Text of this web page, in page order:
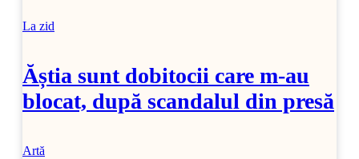
La zid
Ăștia sunt dobitocii care m-au
blocat, după scandalul din presă
Artă